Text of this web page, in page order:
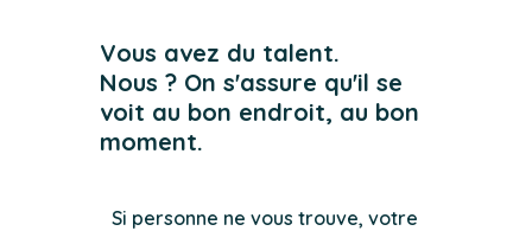
Vous avez du talent.
Nous ? On s'assure qu'il se
voit au bon endroit, au bon
moment.
Si personne ne vous trouve, votre